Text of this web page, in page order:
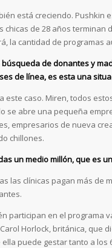
está creciendo. Pushkin
chicas de 28 años
la cantidad de programas
de donantes y
de línea, es esta una
este caso. Miren, todos
se abre una pequeña
empresarios de nueva
chillones.
un medio millón, que es
las clínicas pagan más de
participan en el programa
Horlock, británica, que
puede gestar tanto a